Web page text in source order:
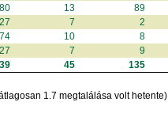
80 13 89
27 7 2
74 10 8
27 7 9
45 135
1.7 megtalálása volt hetente)